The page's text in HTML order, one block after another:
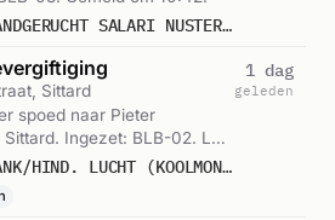
P 2 BLB-03 BRANDGERUCHT SALARI NUSTERWEG SITTARD 243331
Sittard
spoed naar Pieter
Sittard. Ingezet: BLB-02. Let
stoffen. Gemeld
P 2 BLB-02 STANK/HIND. LUCHT (KOOLMONOXIDE) (METING) PIETER BREUGHELSTRAAT SITTARD 243431
1 dag
geleden